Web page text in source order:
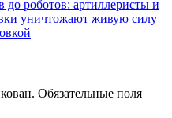
до роботов: артиллеристы и
уничтожают живую силу
Обязательные поля